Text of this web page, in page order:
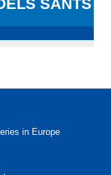
METGES